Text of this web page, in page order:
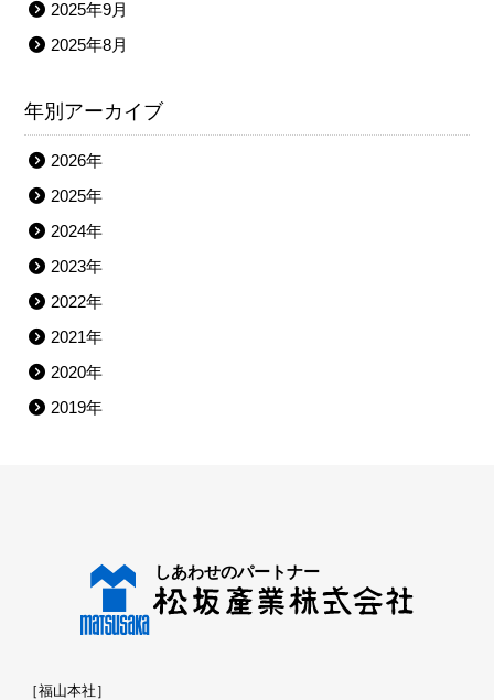
2025年9月
2025年8月
年別アーカイブ
2026年
2025年
2024年
2023年
2022年
2021年
2020年
2019年
［福山本社］